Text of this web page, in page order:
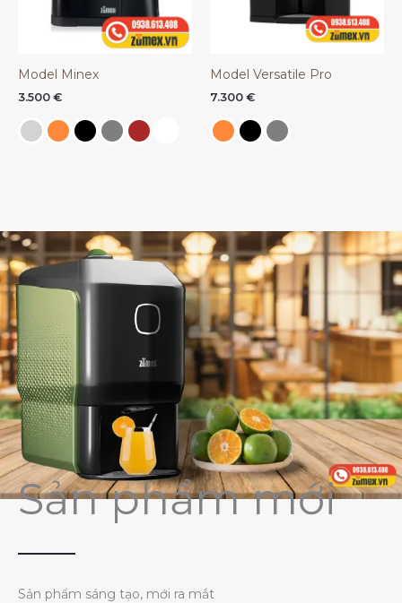
Model Minex
3.500 €
Model Versatile Pro
7.300 €
Sản phẩm mới
Sản phẩm sáng tạo, mới ra mắt